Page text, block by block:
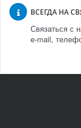
ВСЕГДА НА
Связаться с
e-mail,